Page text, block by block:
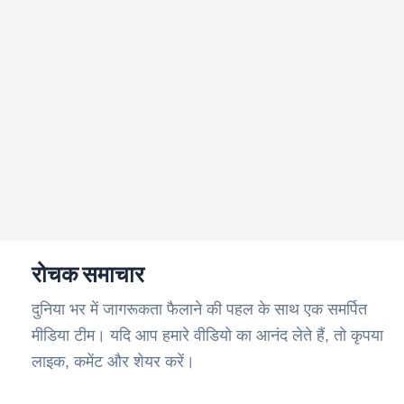
रोचक समाचार
दुनिया भर में जागरूकता फैलाने की पहल के साथ एक समर्पित
मीडिया टीम। यदि आप हमारे वीडियो का आनंद लेते हैं, तो कृपया
लाइक, कमेंट और शेयर करें।